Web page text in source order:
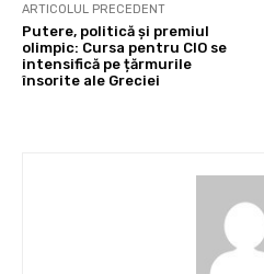
ARTICOLUL PRECEDENT
Putere, politică și premiul
olimpic: Cursa pentru CIO se
intensifică pe țărmurile
însorite ale Greciei